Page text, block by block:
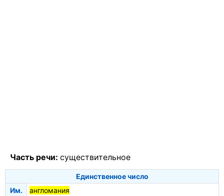
Часть речи: существительное
Единственное число
Им.
англомания